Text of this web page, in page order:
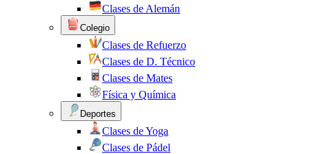
Clases de Alemán
Colegio
Clases de Refuerzo
Clases de D. Técnico
Clases de Mates
Física y Química
Deportes
Clases de Yoga
Clases de Pádel